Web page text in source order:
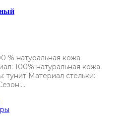
% натуральная кожа
100% натуральная кожа
Материал стельки: